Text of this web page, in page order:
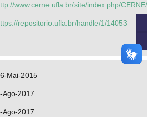
www.cerne.ufla.br/site/index.php/
repositorio.ufla.br/handle/1/14053
Mai-2015
Ago-2017
Ago-2017